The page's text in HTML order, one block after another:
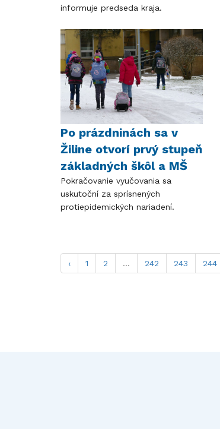
informuje predseda kraja.
Po prázdninách sa v
Žiline otvorí prvý stupeň
základných škôl a MŠ
Pokračovanie vyučovania sa
uskutoční za sprísnených
protiepidemických nariadení.
‹ 1 2 ... 242 243 244